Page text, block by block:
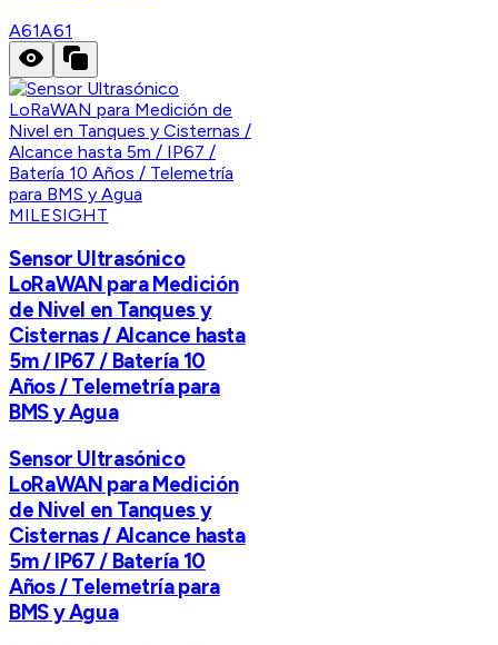
A61A61
MILESIGHT
Sensor Ultrasónico
LoRaWAN para Medición
de Nivel en Tanques y
Cisternas / Alcance hasta
5m / IP67 / Batería 10
Años / Telemetría para
BMS y Agua
Sensor Ultrasónico
LoRaWAN para Medición
de Nivel en Tanques y
Cisternas / Alcance hasta
5m / IP67 / Batería 10
Años / Telemetría para
BMS y Agua